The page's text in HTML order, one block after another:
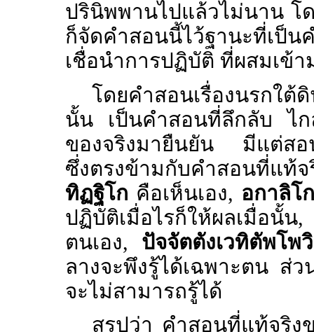
ปรินิพพานไปแล้วไม่นาน
ก็จัดคำสอนนี้ไว้ฐานะที่เป็
เชื่อนำการปฏิบัติ ที่ผสมเข้
โดยคำสอนเรื่องนรกใ
นั้น เป็นคำสอนที่ลึกลับ ไ
ของจริงมายืนยัน มีแต่สอน
ซึ่งตรงข้ามกับคำสอนที่แท้
ทิฏฐิโก คือเห็นเอง, อกาลิโ
ปฏิบัติเมื่อไรก็ให้ผลเมื่อนั้น,
ตนเอง, ปัจจัตตังเวทิตัพโ
ลางจะพึงรู้ได้เฉพาะตน ส่
จะไม่สามารถรู้ได้
สรุปว่า คำสอนที่แท้จริง